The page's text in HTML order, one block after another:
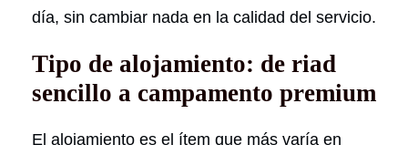
día, sin cambiar nada en la calidad del servicio.
Tipo de alojamiento: de riad
sencillo a campamento premium
El alojamiento es el ítem que más varía en